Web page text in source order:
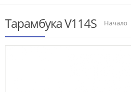
Тарамбука V114S Начало